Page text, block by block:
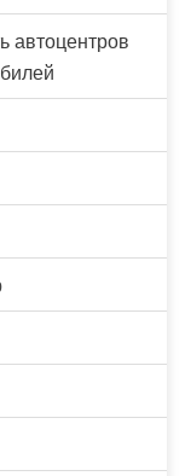
автоцентров